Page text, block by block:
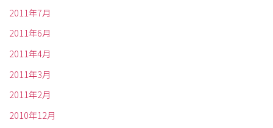
2011年7月
2011年6月
2011年4月
2011年3月
2011年2月
2010年12月